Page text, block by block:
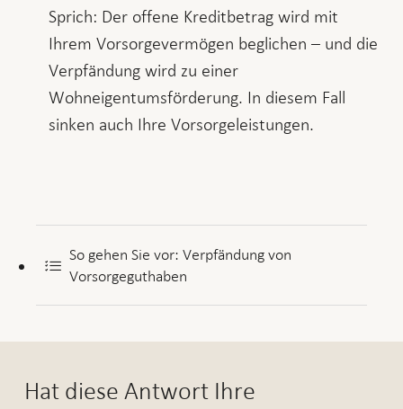
Sprich: Der offene Kreditbetrag wird mit
Ihrem Vorsorgevermögen beglichen – und die
Verpfändung wird zu einer
Wohneigentumsförderung. In diesem Fall
sinken auch Ihre Vorsorgeleistungen.
So gehen Sie vor: Verpfändung von
Vorsorgeguthaben
Hat diese Antwort Ihre